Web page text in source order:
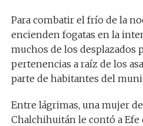
Para combatir el frío de la
encienden fogatas en la
muchos de los desplazados
pertenencias a raíz de los
parte de habitantes del
Entre lágrimas, una mujer
Chalchihuitán le contó a Efe